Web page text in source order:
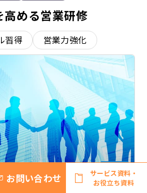
高める営業研修
習得 営業力強化
研修
お問い合わせ
サービス資料・
お役立ち資料